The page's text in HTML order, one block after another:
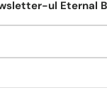
ul Eternal